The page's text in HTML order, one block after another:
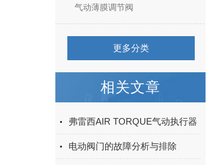
气动薄膜调节阀
更多分类
相关文章
弗雷西AIR TORQUE气动执行器
电动阀门的故障分析与排除